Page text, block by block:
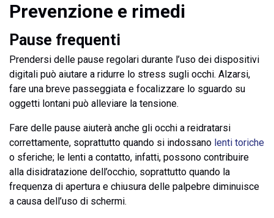
Prevenzione e rimedi
Pause frequenti
Prendersi delle pause regolari durante l’uso dei dispositivi
digitali può aiutare a ridurre lo stress sugli occhi. Alzarsi,
fare una breve passeggiata e focalizzare lo sguardo su
oggetti lontani può alleviare la tensione.
Fare delle pause aiuterà anche gli occhi a reidratarsi
correttamente, soprattutto quando si indossano lenti toriche
o sferiche; le lenti a contatto, infatti, possono contribuire
alla disidratazione dell’occhio, soprattutto quando la
frequenza di apertura e chiusura delle palpebre diminuisce
a causa dell’uso di schermi.